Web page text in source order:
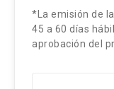
*La emisión de
45 a 60 días
aprobación del